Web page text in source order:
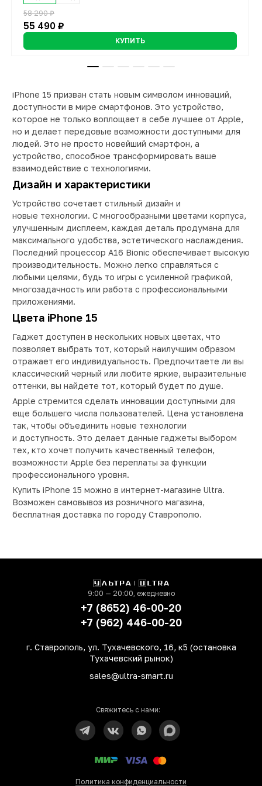
58 290 ₽
55 490 ₽
КУПИТЬ
64 890 ₽
62 990 ₽
КУПИТЬ
37 290 ₽
35 490 ₽
КУПИТЬ
26 790 ₽
25 490 ₽
КУПИТЬ
6 890 ₽
КУПИТЬ
30 990 ₽
14 990 ₽
КУПИТЬ
iPhone 15 призван стать новым символом инноваций,
доступности в мире смартфонов. Это устройство,
которое не только воплощает в себе лучшее от Apple,
но и делает передовые возможности доступными для
людей. Это не просто новейший смартфон, а
устройство, способное трансформировать ваше
взаимодействие с технологиями.
Дизайн и характеристики
Устройство сочетает стильный дизайн и
новые технологии. С многообразными цветами корпуса,
улучшенным дисплеем, каждая деталь продумана для
максимального удобства, эстетического наслаждения.
Последний процессор A16 Bionic обеспечивает высокую
производительность. Можно легко справляться с
любыми целями, будь то игры с усиленной графикой,
многозадачность или работа с профессиональными
приложениями.
Цвета iPhone 15
Гаджет доступен в нескольких новых цветах, что
позволяет выбрать тот, который наилучшим образом
отражает его индивидуальность. Предпочитаете ли вы
классический черный или любите яркие, выразительные
оттенки, вы найдете тот, который будет по душе.
Apple стремится сделать инновации доступными для
еще большего числа пользователей. Цена установлена
так, чтобы объединить новые технологии
и доступность. Это делает данные гаджеты выбором
тех, кто хочет получить качественный телефон,
возможности Apple без переплаты за функции
профессионального уровня.
Купить iPhone 15 можно в интернет-магазине Ultra.
Возможен самовывоз из розничного магазина,
бесплатная доставка по городу Ставрополю.
9:00 — 20:00, ежедневно
+7 (8652) 46-00-20
+7 (962) 446-00-20
г. Ставрополь, ул. Тухачевского, 16, к5 (остановка
Тухачевский рынок)
sales@ultra-smart.ru
Свяжитесь с нами:
Политика конфиденциальности